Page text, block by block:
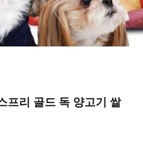
프리 골드 독 양고기 쌀